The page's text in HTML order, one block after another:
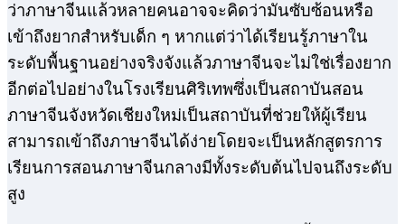
ว่าภาษาจีนแล้วหลายคนอาจจะคิดว่ามันซับซ้อนหรือ
เข้าถึงยากสำหรับเด็ก ๆ หากแต่ว่าได้เรียนรู้ภาษาใน
ระดับพื้นฐานอย่างจริงจังแล้วภาษาจีนจะไม่ใช่เรื่องยาก
อีกต่อไปอย่างในโรงเรียนศิริเทพซึ่งเป็นสถาบันสอน
ภาษาจีนจังหวัดเชียงใหม่เป็นสถาบันที่ช่วยให้ผู้เรียน
สามารถเข้าถึงภาษาจีนได้ง่ายโดยจะเป็นหลักสูตรการ
เรียนการสอนภาษาจีนกลางมีทั้งระดับต้นไปจนถึงระดับ
สูง